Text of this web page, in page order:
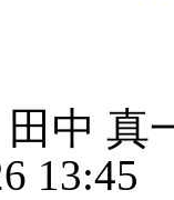
田中 真
13:45